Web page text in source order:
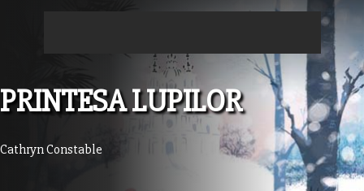
PRINTESA LUPILOR
Cathryn Constable